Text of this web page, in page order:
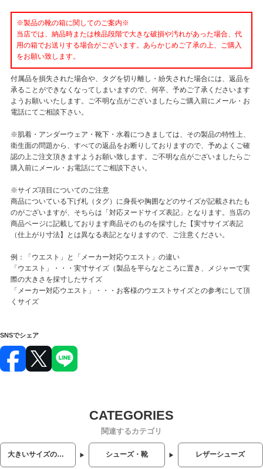
※製品の靴の箱に関してのご案内※
当店では、納品時または検品段階で大きな破損や汚れがあった場合、代
用の箱でお送りする場合がございます。あらかじめご了承の上、ご購入
をお願い致します。
付属品を損失された場合や、タグを切り離し・紛失された場合には、返品を
承ることができなくなってしまいますので、何卒、予めご了承くださいます
ようお願いいたします。ご不明な点がございましたらご購入前にメール・お
電話にてご相談下さい。
※肌着・アンダーウェア・靴下・水着につきましては、その製品の特性上、
衛生面の問題から、すべての返品をお断りしておりますので、予めよくご確
認の上ご注文頂きますようお願い致します。ご不明な点がございましたらご
購入前にメール・お電話にてご相談下さい。
※サイズ項目についてのご注意
商品についている下げ札（タグ）に身長や胸囲などのサイズが記載されたも
のがございますが、そちらは「対応ヌードサイズ表記」となります。当店の
商品ページに記載しております商品そのものを採寸した【実寸サイズ表記
（仕上がり寸法】とは異なる表記となりますので、ご注意ください。
例：「ウエスト」と「メーカー対応ウエスト」の違い
「ウエスト」・・・実寸サイズ（製品を平らなところに置き、メジャーで実
際の大きさを採寸したサイズ
「メーカー対応ウエスト」・・・お客様のウエストサイズとの参考にして頂
くサイズ
SNSでシェア
関連するカテゴリ
大きいサイズのメンズ服 シューズ・靴 レザーシューズ